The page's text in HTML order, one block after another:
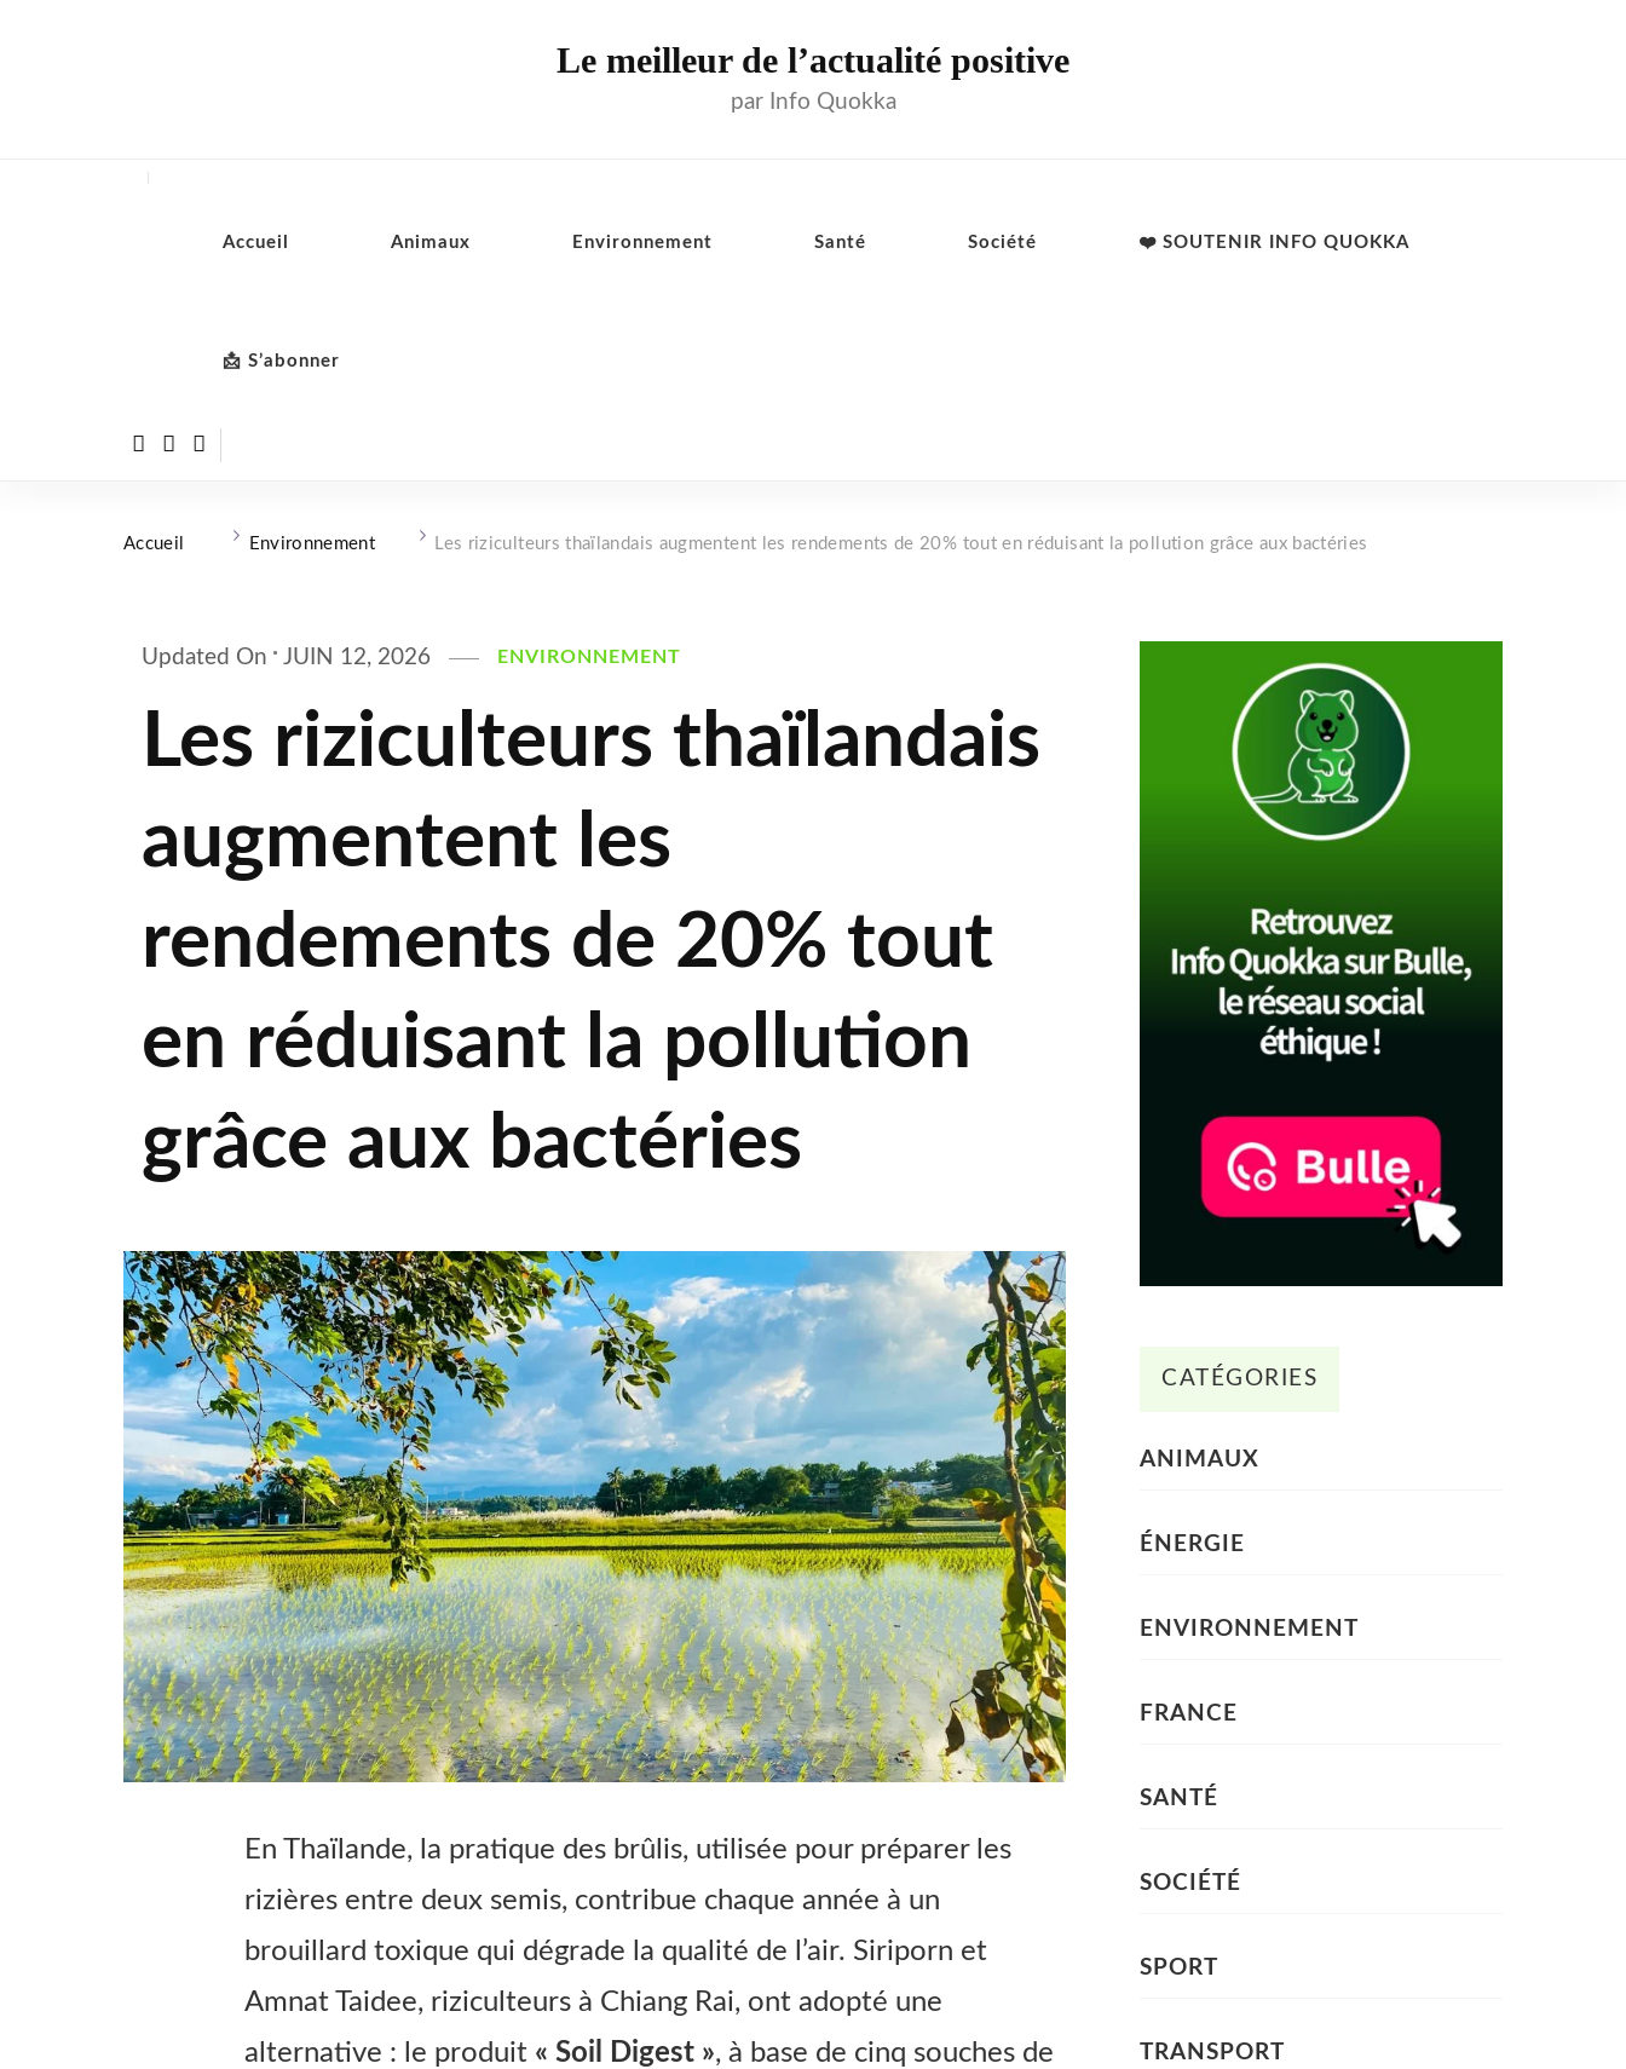
Le meilleur de l’actualité positive
par Info Quokka
Accueil Animaux Environnement Santé Société ❤️ SOUTENIR INFO QUOKKA
📩 S’abonner
Accueil Environnement Les riziculteurs thaïlandais augmentent les rendements de 20% tout en réduisant la pollution grâce aux bactéries
Updated On JUIN 12, 2026 ENVIRONNEMENT
Les riziculteurs thaïlandais
augmentent les
rendements de 20% tout
en réduisant la pollution
grâce aux bactéries
En Thaïlande, la pratique des brûlis, utilisée pour préparer les
rizières entre deux semis, contribue chaque année à un
brouillard toxique qui dégrade la qualité de l’air. Siriporn et
Amnat Taidee, riziculteurs à Chiang Rai, ont adopté une
alternative : le produit « Soil Digest », à base de cinq souches de
CATÉGORIES
ANIMAUX
ÉNERGIE
ENVIRONNEMENT
FRANCE
SANTÉ
SOCIÉTÉ
SPORT
TRANSPORT